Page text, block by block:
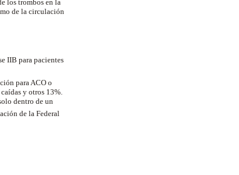
los trombos en la
de la circulación
IIB para pacientes
para ACO o
y otros 13%.
dentro de un
de la Federal